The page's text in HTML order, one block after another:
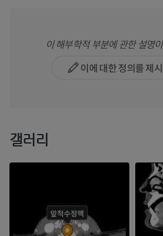
이 해부학적 부분에 관한 설명
이에 대한 정의를 제
갤러리